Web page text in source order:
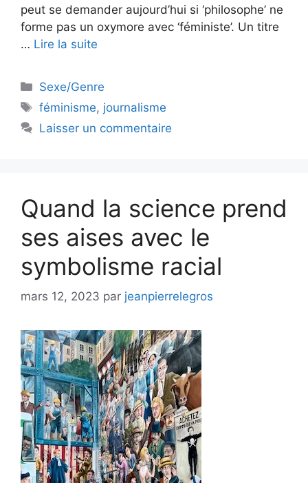
peut se demander aujourd’hui si ‘philosophe’ ne
forme pas un oxymore avec ‘féministe’. Un titre
… Lire la suite
Catégories
Sexe/Genre
Étiquettes
féminisme, journalisme
Laisser un commentaire
Quand la science prend
ses aises avec le
symbolisme racial
mars 12, 2023 par jeanpierrelegros